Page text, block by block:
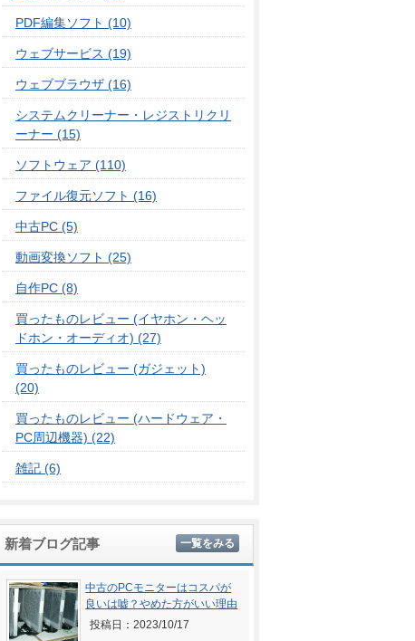
PDF編集ソフト (10)
ウェブサービス (19)
ウェブブラウザ (16)
システムクリーナー・レジストリクリ
ーナー (15)
ソフトウェア (110)
ファイル復元ソフト (16)
中古PC (5)
動画変換ソフト (25)
自作PC (8)
買ったものレビュー (イヤホン・ヘッ
ドホン・オーディオ) (27)
買ったものレビュー (ガジェット)
(20)
買ったものレビュー (ハードウェア・
PC周辺機器) (22)
雑記 (6)
新着ブログ記事 一覧をみる
中古のPCモニターはコスパが
良いは嘘？やめた方がいい理由
投稿日：2023/10/17